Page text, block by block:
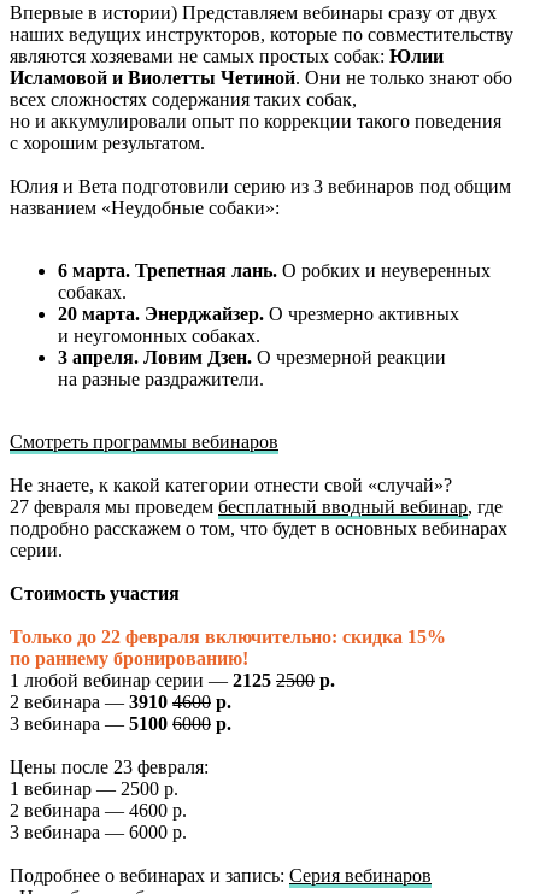
Впервые в истории) Представляем вебинары сразу от двух
наших ведущих инструкторов, которые по совместительству
являются хозяевами не самых простых собак: Юлии
Исламовой и Виолетты Четиной. Они не только знают обо
всех сложностях содержания таких собак,
но и аккумулировали опыт по коррекции такого поведения
с хорошим результатом.
Юлия и Вета подготовили серию из 3 вебинаров под общим
названием «Неудобные собаки»:
6 марта. Трепетная лань. О робких и неуверенных
собаках.
20 марта. Энерджайзер. О чрезмерно активных
и неугомонных собаках.
3 апреля. Ловим Дзен. О чрезмерной реакции
на разные раздражители.
Смотреть программы вебинаров
Не знаете, к какой категории отнести свой «случай»?
27 февраля мы проведем бесплатный вводный вебинар, где
подробно расскажем о том, что будет в основных вебинарах
серии.
Стоимость участия
Только до 22 февраля включительно: скидка 15%
по раннему бронированию!
1 любой вебинар серии — 2125 2500 р.
2 вебинара — 3910 4600 р.
3 вебинара — 5100 6000 р.
Цены после 23 февраля:
1 вебинар — 2500 р.
2 вебинара — 4600 р.
3 вебинара — 6000 р.
Подробнее о вебинарах и запись: Серия вебинаров